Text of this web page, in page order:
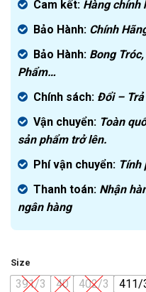
là:
4.000.000₫.
hiện
tại
là:
2.490.000₫.
Cam kết: Hàng chính
Bảo Hành: Chính
Bảo Hành: Bong
Phẩm…
Chính sách: Đổi –
Vận chuyển: Toàn
sản phẩm trở lên.
Phí vận chuyển: Tính
Thanh toán: Nhận
ngân hàng
Size
391/3 40 402/3 411/